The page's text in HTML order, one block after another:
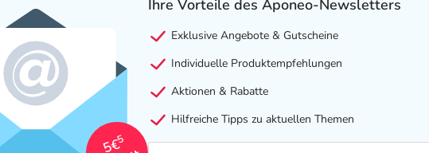
5€
5
Ihre Vorteile des Aponeo-Newsletters
Exklusive Angebote & Gutscheine
Individuelle Produktempfehlungen
Aktionen & Rabatte
Hilfreiche Tipps zu aktuellen Themen